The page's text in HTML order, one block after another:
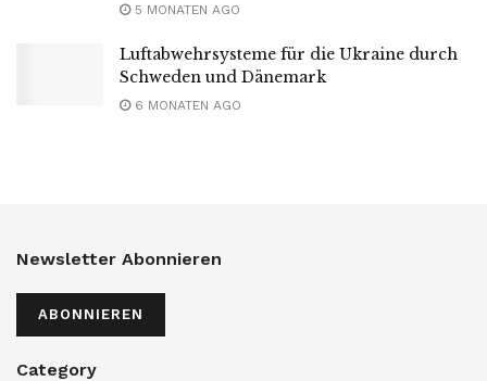
5 MONATEN AGO
Luftabwehrsysteme für die Ukraine durch
Schweden und Dänemark
6 MONATEN AGO
Newsletter Abonnieren
ABONNIEREN
Category